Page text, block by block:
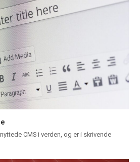
CMS i verden, og er i skrivende